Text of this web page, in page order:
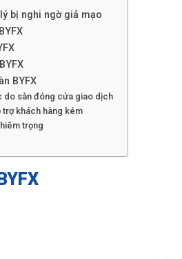
bị nghi ngờ giả mạo
BYFX
do sàn đóng cửa giao dịch
trợ khách hàng kém
trọng